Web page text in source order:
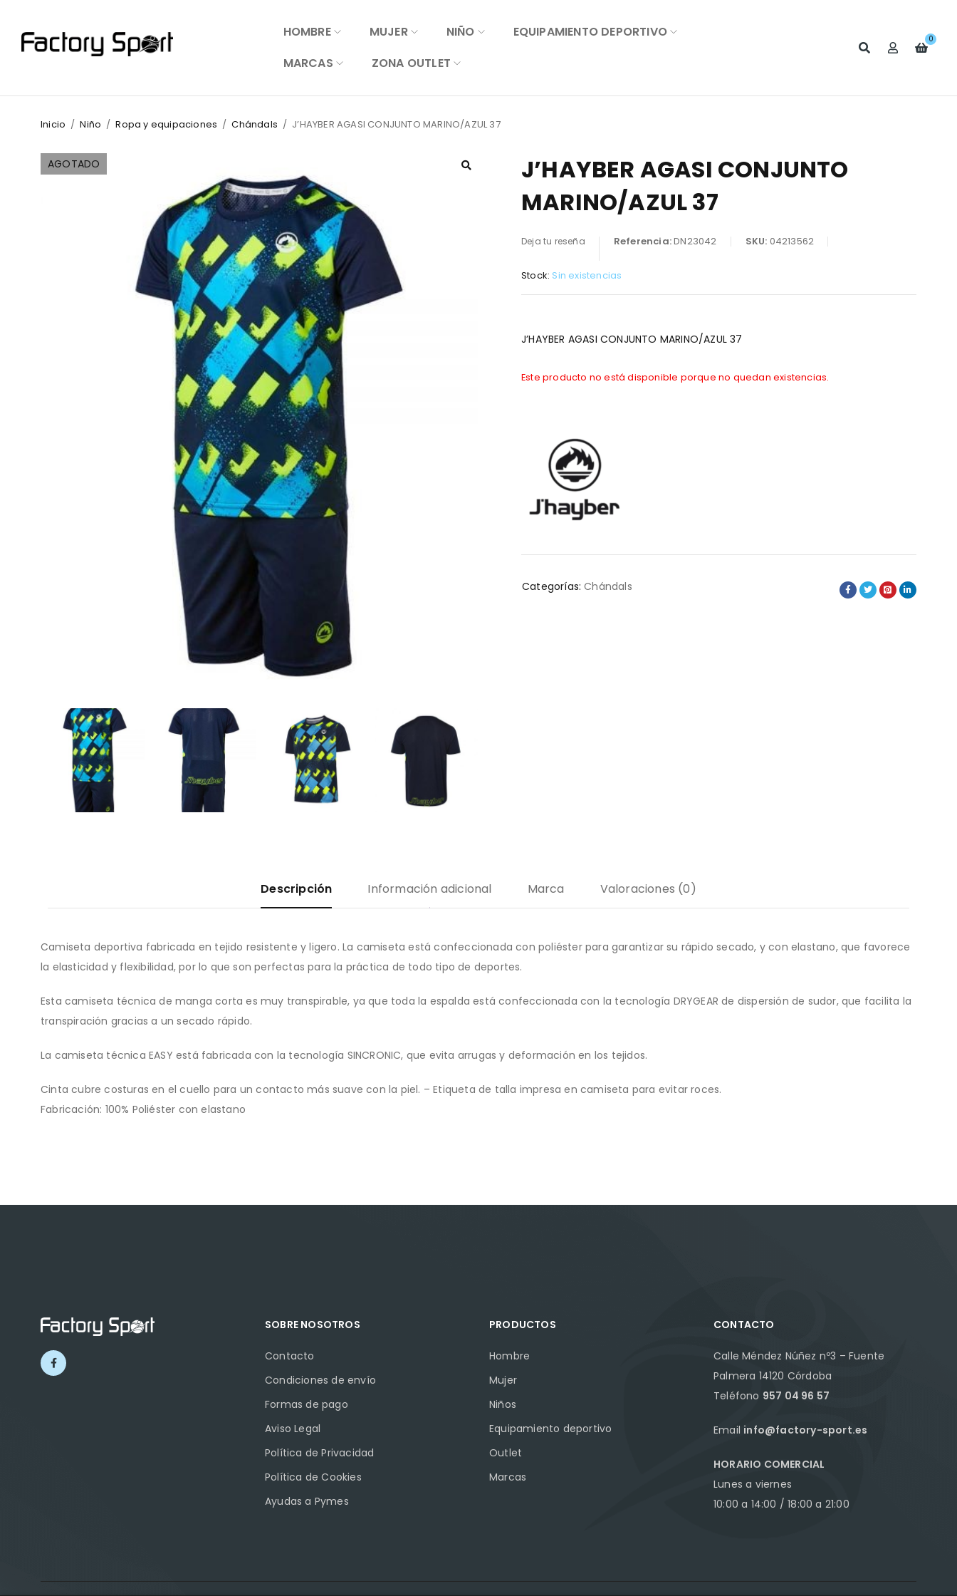
HOMBRE MUJER NIÑO
EQUIPAMIENTO DEPORTIVO
MARCAS
ZONA OUTLET
0
Inicio / Niño / Ropa y equipaciones / Chándals / J’HAYBER AGASI CONJUNTO MARINO/AZUL 37
AGOTADO
J’HAYBER AGASI CONJUNTO
MARINO/AZUL 37
Deja tu reseña Referencia:DN23042 SKU: 04213562
Stock: Sin existencias
J’HAYBER AGASI CONJUNTO MARINO/AZUL 37
Este producto no está disponible porque no quedan existencias.
Categorías: Chándals
Descripción Información adicional Marca Valoraciones (0)
Camiseta deportiva fabricada en tejido resistente y ligero. La camiseta está confeccionada con poliéster para garantizar su rápido secado, y con elastano, que favorece
la elasticidad y flexibilidad, por lo que son perfectas para la práctica de todo tipo de deportes.
Esta camiseta técnica de manga corta es muy transpirable, ya que toda la espalda está confeccionada con la tecnología DRYGEAR de dispersión de sudor, que facilita la
transpiración gracias a un secado rápido.
La camiseta técnica EASY está fabricada con la tecnología SINCRONIC, que evita arrugas y deformación en los tejidos.
Cinta cubre costuras en el cuello para un contacto más suave con la piel. – Etiqueta de talla impresa en camiseta para evitar roces.
Fabricación: 100% Poliéster con elastano
SOBRE NOSOTROS
Contacto
Condiciones de envío
Formas de pago
Aviso Legal
Política de Privacidad
Política de Cookies
Ayudas a Pymes
PRODUCTOS
Hombre
Mujer
Niños
Equipamiento deportivo
Outlet
Marcas
CONTACTO
Calle Méndez Núñez nº3 – Fuente
Palmera 14120 Córdoba
Teléfono 957 04 96 57
Email info@factory-sport.es
HORARIO COMERCIAL
Lunes a viernes
10:00 a 14:00 / 18:00 a 21:00